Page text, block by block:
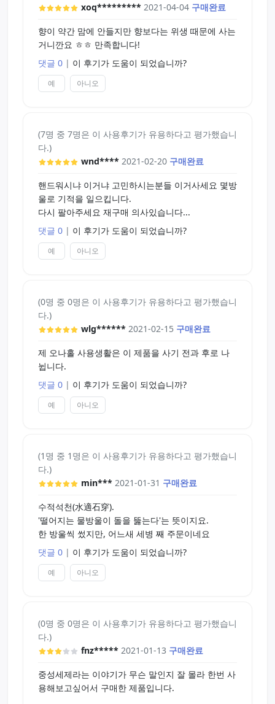
xoq********* 2021-04-04 구매완료
향이 약간 맘에 안들지만 향보다는 위생 때문에 사는
거니깐요 ㅎㅎ 만족합니다!
댓글 0 | 이 후기가 도움이 되었습니까?
예 아니오
(7명 중 7명은 이 사용후기가 유용하다고 평가했습니
다.)
wnd**** 2021-02-20 구매완료
핸드워시냐 이거냐 고민하시는분들 이거사세요 몇방
울로 기적을 일으킵니다.
다시 팔아주세요 재구매 의사있습니다...
댓글 0 | 이 후기가 도움이 되었습니까?
예 아니오
(0명 중 0명은 이 사용후기가 유용하다고 평가했습니
다.)
wlg****** 2021-02-15 구매완료
제 오나홀 사용생활은 이 제품을 사기 전과 후로 나
뉩니다.
댓글 0 | 이 후기가 도움이 되었습니까?
예 아니오
(1명 중 1명은 이 사용후기가 유용하다고 평가했습니
다.)
min*** 2021-01-31 구매완료
수적석천(水適石穿).
'떨어지는 물방울이 돌을 뚫는다'는 뜻이지요.
한 방울씩 썼지만, 어느새 세병 째 주문이네요
댓글 0 | 이 후기가 도움이 되었습니까?
예 아니오
(0명 중 0명은 이 사용후기가 유용하다고 평가했습니
다.)
fnz***** 2021-01-13 구매완료
중성세제라는 이야기가 무슨 말인지 잘 몰라 한번 사
용해보고싶어서 구매한 제품입니다.